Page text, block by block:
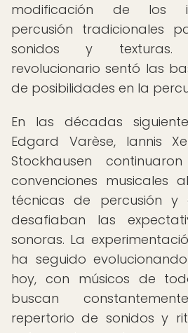
modificación de los
percusión tradicionales
sonidos y texturas.
revolucionario sentó las
de posibilidades en la
En las décadas
Edgard Varèse, Iannis
Stockhausen
convenciones musicales
técnicas de percusión
desafiaban las
sonoras. La
ha seguido
hoy, con músicos de
buscan
repertorio de sonidos y